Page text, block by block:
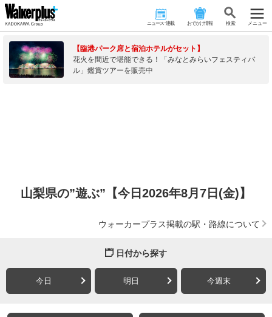
ニュース･連載 おでかけ情報 検 索 メニュー
【臨港パーク席と宿泊ホテルがセット】
花火を間近で堪能できる！「みなとみらいフェスティバ
ル」鑑賞ツアーを販売中
山梨県の”遊ぶ”【今日2026年8月7日(金)】
ウォーカープラス掲載の駅・路線について
日付から探す
今日 明日 今週末